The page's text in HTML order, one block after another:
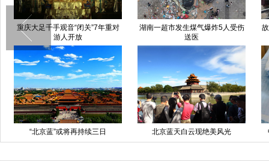
重庆大足千手观音“闭关”7年重对
游人开放
湖南一超市发生煤气爆炸5人受伤
送医
“北京蓝”或将再持续三日 北京蓝天白云现绝美风光